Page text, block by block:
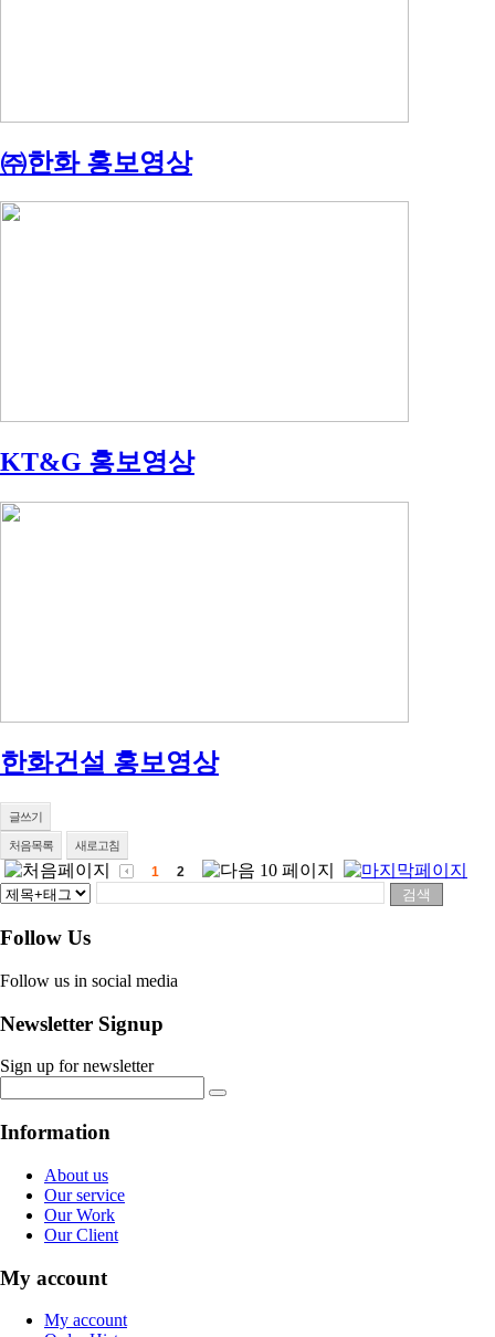
㈜한화 홍보영상
KT&G 홍보영상
한화건설 홍보영상
글쓰기
처음목록 새로고침
1 2
Follow Us
Follow us in social media
Newsletter Signup
Sign up for newsletter
Information
About us
Our service
Our Work
Our Client
My account
My account